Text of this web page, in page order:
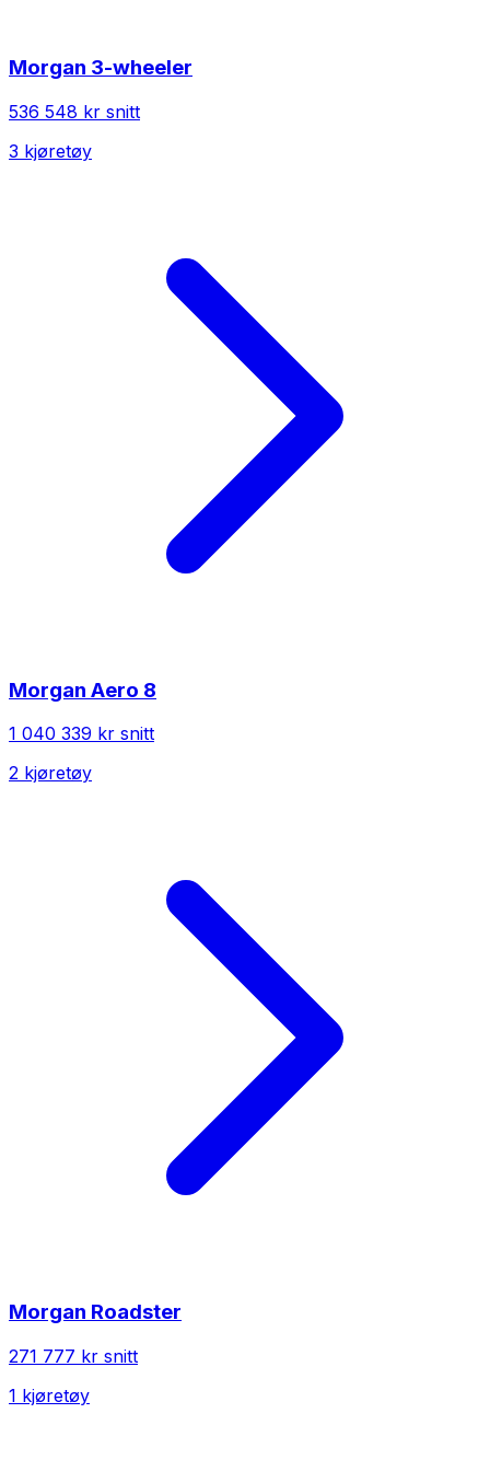
Morgan 3-wheeler
536 548 kr snitt
3 kjøretøy
Morgan Aero 8
1 040 339 kr snitt
2 kjøretøy
Morgan Roadster
271 777 kr snitt
1 kjøretøy